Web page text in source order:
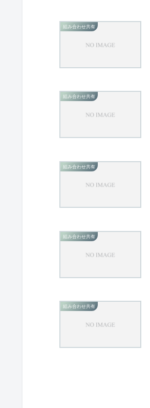
組み合わせ共有
組み合わせ共有
組み合わせ共有
組み合わせ共有
組み合わせ共有